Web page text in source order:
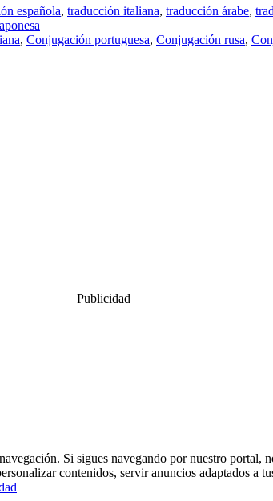
española, traducción italiana, traducción árabe,
, Conjugación portuguesa, Conjugación rusa,
Publicidad
Si sigues navegando por nuestro portal,
contenidos, servir anuncios adaptados a